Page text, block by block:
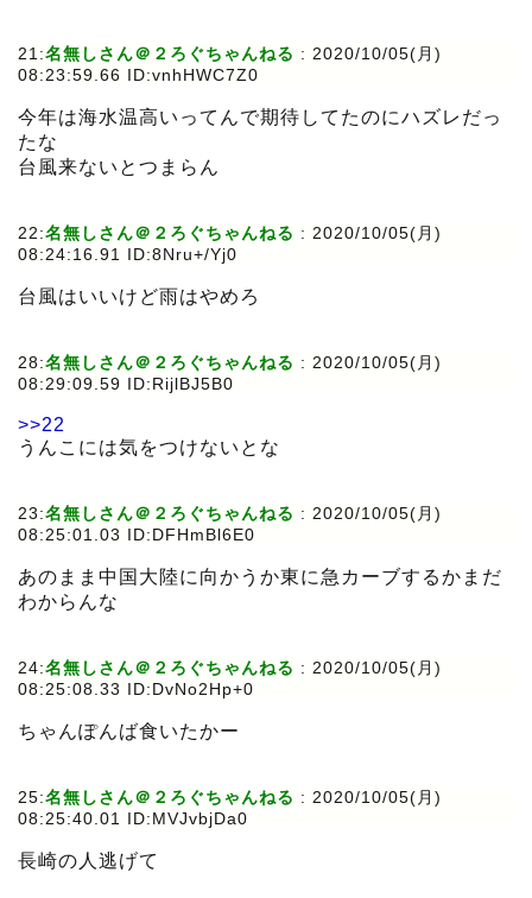
21:名無しさん＠２ろぐちゃんねる : 2020/10/05(月)
08:23:59.66 ID:vnhHWC7Z0
今年は海水温高いってんで期待してたのにハズレだっ
たな
台風来ないとつまらん
22:名無しさん＠２ろぐちゃんねる : 2020/10/05(月)
08:24:16.91 ID:8Nru+/Yj0
台風はいいけど雨はやめろ
28:名無しさん＠２ろぐちゃんねる : 2020/10/05(月)
08:29:09.59 ID:RijlBJ5B0
>>22
うんこには気をつけないとな
23:名無しさん＠２ろぐちゃんねる : 2020/10/05(月)
08:25:01.03 ID:DFHmBl6E0
あのまま中国大陸に向かうか東に急カーブするかまだ
わからんな
24:名無しさん＠２ろぐちゃんねる : 2020/10/05(月)
08:25:08.33 ID:DvNo2Hp+0
ちゃんぽんば食いたかー
25:名無しさん＠２ろぐちゃんねる : 2020/10/05(月)
08:25:40.01 ID:MVJvbjDa0
長崎の人逃げて